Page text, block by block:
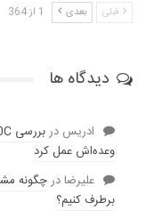
قبلی بعدی 1 از 364
دیدگاه ها
ادریس در
وعده‌‌اش عمل کرد
عليرضادرچگونه
برطرف کنیم؟